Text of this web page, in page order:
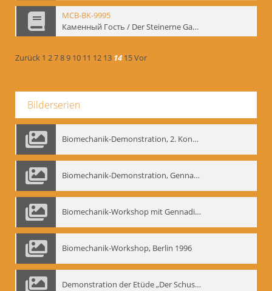
MCB-BK-9995
Каменный Гость / Der Steinerne Gast - interne Signatur: BM-prt-202
Zurück 1 2789 10 11 12 13 14 15Vor
Bilderserien
Biomechanik-Demonstration, 2. Kongress der EMF, Mai 1995
Biomechanik-Demonstration, Gennadij Bogdanow im Berliner Ensemble, 04.10.1991
Biomechanik-Workshop mit Gennadij Nikolajewitsch Bogdanow im Mime Centrum Berlin, 1991
Biomechanik-Workshop, Berlin 1996
Demonstration der Etüde „Der Schuss mit dem Bogen“ durch Gennadij Nikolajewitsch Bogdanow, Berlin 1991